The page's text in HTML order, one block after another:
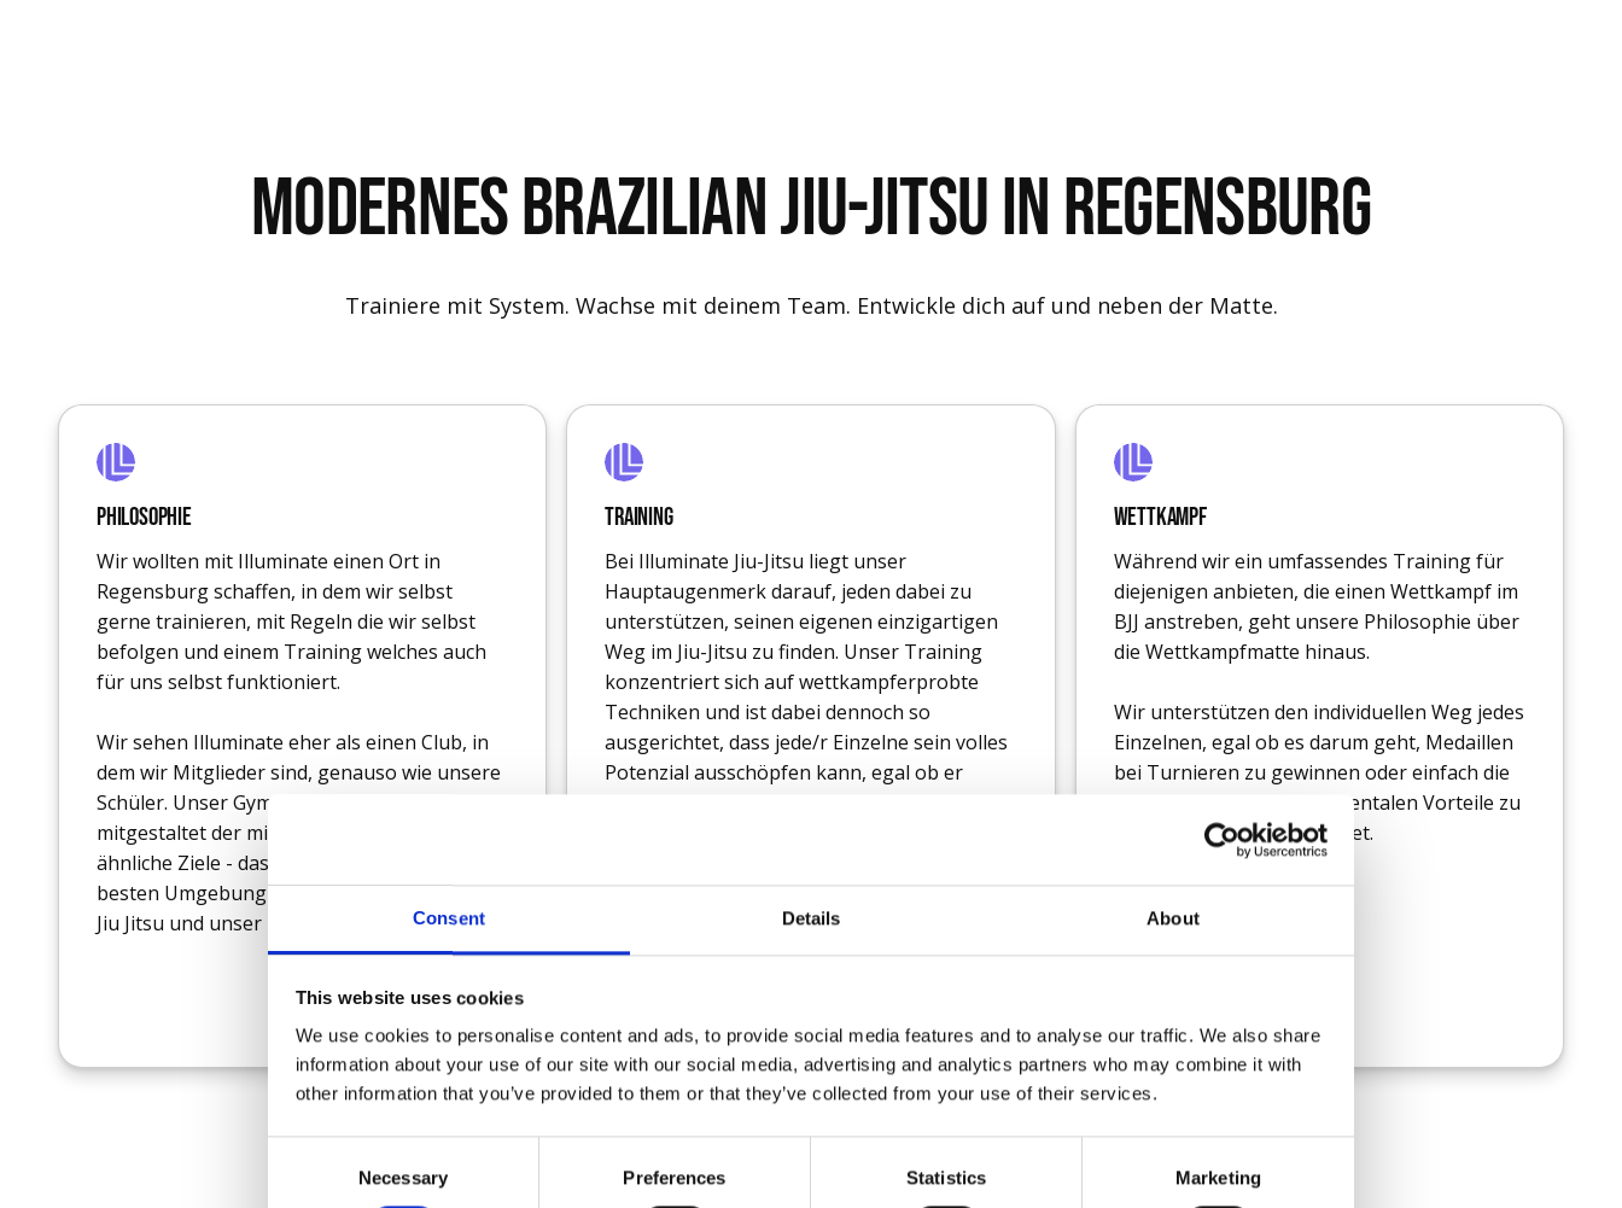
Consent Details About
This website uses cookies
We use cookies to personalise content and ads, to provide social media features and to analyse our traffic. We also share
information about your use of our site with our social media, advertising and analytics partners who may combine it with
other information that you’ve provided to them or that they’ve collected from your use of their services.
Necessary Preferences Statistics Marketing
MOdernes Brazilian Jiu-Jitsu in Regensburg
Trainiere mit System. Wachse mit deinem Team. Entwickle dich auf und neben der Matte.
Philosophie
Wir wollten mit Illuminate einen Ort in
Regensburg schaffen, in dem wir selbst
gerne trainieren, mit Regeln die wir selbst
befolgen und einem Training welches auch
für uns selbst funktioniert.
Wir sehen Illuminate eher als einen Club, in
dem wir Mitglieder sind, genauso wie unsere
Schüler. Unser Gym wird von jedem
mitgestaltet der mit uns trainiert. Jeder hat
ähnliche Ziele - das beste Training in der
besten Umgebung zu bekommen, um unser
Jiu Jitsu und unser Leben zu verbessern.
Training
Bei Illuminate Jiu-Jitsu liegt unser
Hauptaugenmerk darauf, jeden dabei zu
unterstützen, seinen eigenen einzigartigen
Weg im Jiu-Jitsu zu finden. Unser Training
konzentriert sich auf wettkampferprobte
Techniken und ist dabei dennoch so
ausgerichtet, dass jede/r Einzelne sein volles
Potenzial ausschöpfen kann, egal ob er
Jiu-Jitsu wird maßgeblich von deinem
Körpertyp aber auch von deiner
Persönlichkeit beeinflusst.Es gibt unserer
Wettkampf
Während wir ein umfassendes Training für
diejenigen anbieten, die einen Wettkampf im
BJJ anstreben, geht unsere Philosophie über
die Wettkampfmatte hinaus.
Wir unterstützen den individuellen Weg jedes
Einzelnen, egal ob es darum geht, Medaillen
bei Turnieren zu gewinnen oder einfach die
vielen körperlichen und mentalen Vorteile zu
genießen, die Jiu-Jitsu bietet.